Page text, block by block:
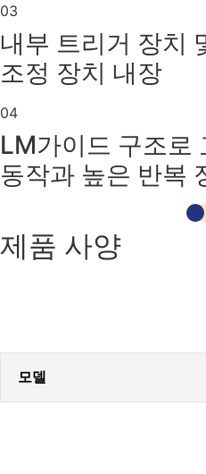
03
내부 트리거 장치
조정 장치 내장
04
LM가이드 구조로
동작과 높은 반복
제품 사양
모델